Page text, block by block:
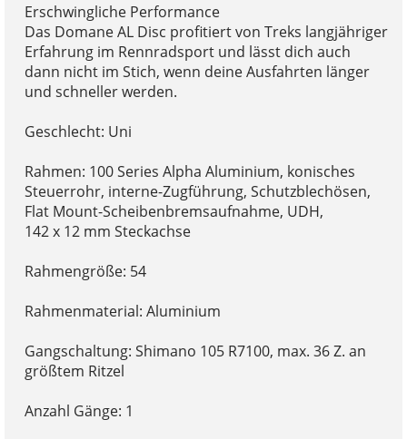
Erschwingliche Performance
Das Domane AL Disc profitiert von Treks langjähriger
Erfahrung im Rennradsport und lässt dich auch
dann nicht im Stich, wenn deine Ausfahrten länger
und schneller werden.
Geschlecht: Uni
Rahmen: 100 Series Alpha Aluminium, konisches
Steuerrohr, interne-Zugführung, Schutzblechösen,
Flat Mount-Scheibenbremsaufnahme, UDH,
142 x 12 mm Steckachse
Rahmengröße: 54
Rahmenmaterial: Aluminium
Gangschaltung: Shimano 105 R7100, max. 36 Z. an
größtem Ritzel
Anzahl Gänge: 1